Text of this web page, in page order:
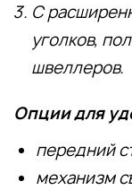
С
уголков,
швеллеров.
Опции для
передний
механизм